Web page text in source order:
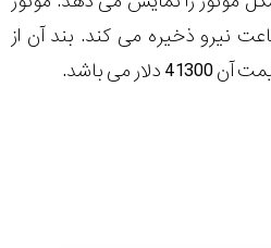
ساعت برای 65 ساعت نیرو ذخیره می کند. بند آن از
می باشد.